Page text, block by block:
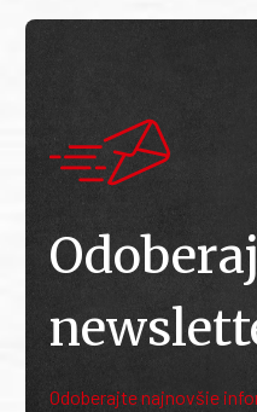
Odoberajte najnovšie